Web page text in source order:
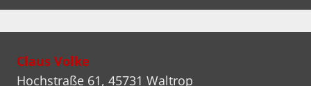
Claus Volke
Hochstraße 61, 45731 Waltrop